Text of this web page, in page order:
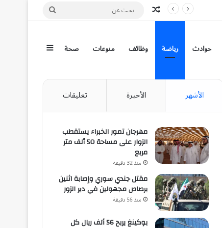
مقال عشوائي
بحث
حوادث رياضة وظائف منوعات صحة إضافة عمود
الأشهر الأخيرة تعليقات
مهرجان تمور الخبراء يستقطب
الزوار على مساحة 50 ألف متر
مربع
منذ 32 دقيقة
مقتل جندي سوري وإصابة اثنين
برصاص مجهولين في دير الزور
منذ 56 دقيقة
بوكينغ يربح 56 ألف ريال كل